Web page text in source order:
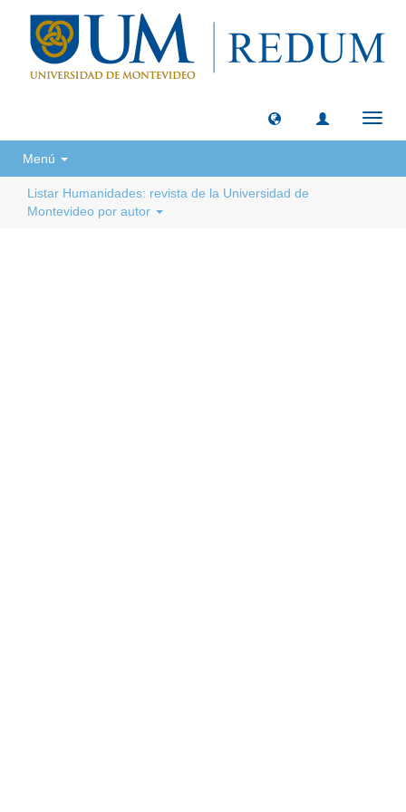
Menú
Listar Humanidades: revista de la Universidad de
Montevideo por autor